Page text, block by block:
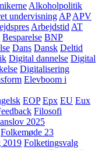
Alkoholpolitik
undervisning AP APV
Arbejdstid AT
Besparelse BNP
Dans Dansk Deltid
Digital dannelse Digital
Digitalisering
Elevboom i
EOP Epx EU Eux
Filosofi
2025
Folkemøde 23
2019 Folketingsvalg